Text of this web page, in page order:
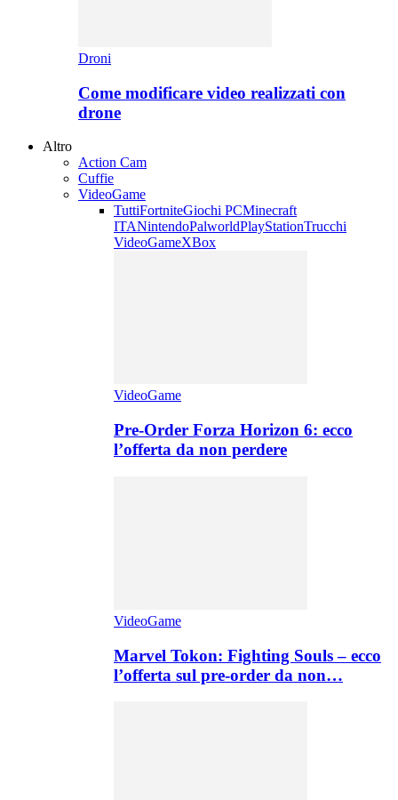
Droni
Come modificare video realizzati con
drone
Altro
Action Cam
Cuffie
VideoGame
TuttiFortniteGiochi PCMinecraft
ITANintendoPalworldPlayStationTrucchi
VideoGameXBox
VideoGame
Pre-Order Forza Horizon 6: ecco
l’offerta da non perdere
VideoGame
Marvel Tokon: Fighting Souls – ecco
l’offerta sul pre-order da non…